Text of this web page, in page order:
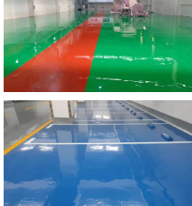
郑
州
市
政
委
停
车
场
防
坡